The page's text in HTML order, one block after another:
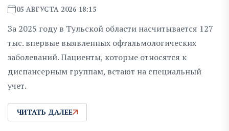
05 АВГУСТА 2026 18:15
За 2025 году в Тульской области насчитывается 127
тыс. впервые выявленных офтальмологических
заболеваний. Пациенты, которые относятся к
диспансерным группам, встают на специальный
учет.
ЧИТАТЬ ДАЛЕЕ